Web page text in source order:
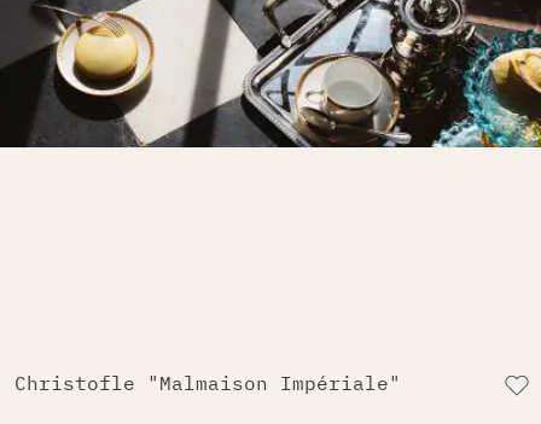
Christofle "Malmaison Impériale"